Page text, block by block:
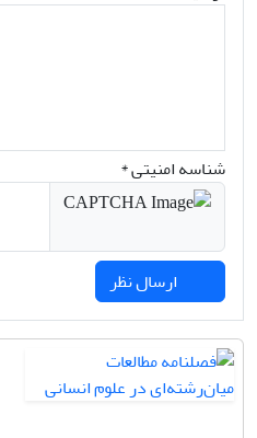
شناسه امنیتی *